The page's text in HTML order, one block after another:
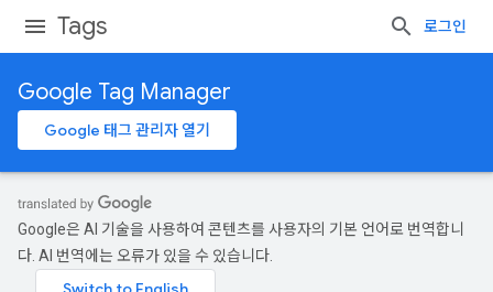
Tags 로그인
Google Tag Manager
Google 태그 관리자 열기
Google은 AI 기술을 사용하여 콘텐츠를 사용자의 기본 언어로 번역합니
다. AI 번역에는 오류가 있을 수 있습니다.